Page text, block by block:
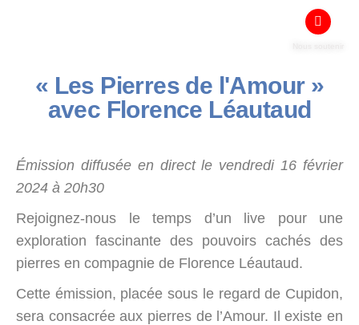
« Les Pierres de l'Amour »
avec Florence Léautaud
Émission diffusée en direct le vendredi 16 février
2024 à 20h30
Rejoignez-nous le temps d’un live pour une
exploration fascinante des pouvoirs cachés des
pierres en compagnie de Florence Léautaud.
Cette émission, placée sous le regard de Cupidon,
sera consacrée aux pierres de l’Amour. Il existe en